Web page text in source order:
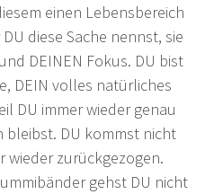
einen Lebensbereich
diese Sache nennst, sie
DEINEN Fokus. DU bist
DEIN volles natürliches
DU immer wieder genau
bleibst. DU kommst nicht
wieder zurückgezogen.
gehst DU nicht